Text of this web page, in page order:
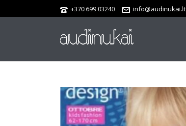
+370 699 03240 info@audinukai.lt